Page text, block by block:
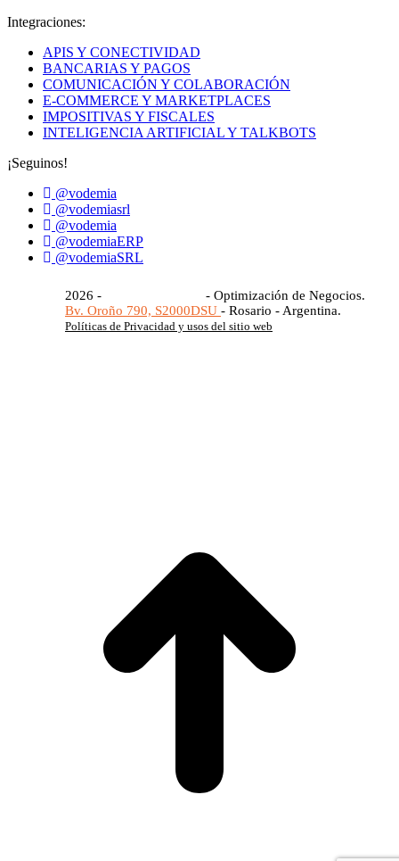
Integraciones:
APIS Y CONECTIVIDAD
BANCARIAS Y PAGOS
COMUNICACIÓN Y COLABORACIÓN
E-COMMERCE Y MARKETPLACES
IMPOSITIVAS Y FISCALES
INTELIGENCIA ARTIFICIAL Y TALKBOTS
¡Seguinos!
@vodemia
@vodemiasrl
@vodemia
@vodemiaERP
@vodemiaSRL
2026 -
- Optimización de Negocios.
Bv. Oroño 790, S2000DSU - Rosario - Argentina.
Políticas de Privacidad y usos del sitio web